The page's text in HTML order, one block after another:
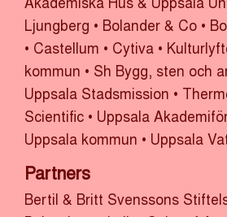
Ljungberg • Bolander & Co •
• Castellum • Cytiva •
kommun • Sh Bygg, sten och
Uppsala Stadsmission •
Scientific • Uppsala
Uppsala kommun • Uppsala
Partners
Bertil & Britt Svenssons